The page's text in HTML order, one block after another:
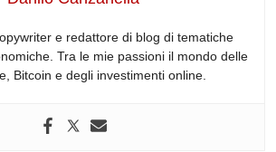
e redattore di blog di tematiche
Tra le mie passioni il mondo delle
Bitcoin e degli investimenti online.